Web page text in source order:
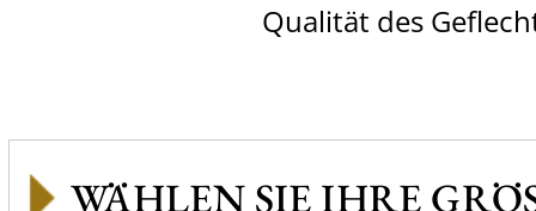
Qualität des